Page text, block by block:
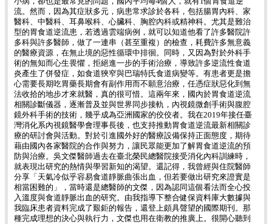
流。然而，因為其症狀多元，病患常求診於各科，包括腸胃內科、家
醫科、中醫科、耳鼻喉科、心臟科、胸腔內科或精神科。尤其是難治
型的胃食道逆流患，若透過雲端病例，就可以知道他看了許多醫院許
多科與許多醫師，做了一連串（甚至重複）的檢查，耗費許多無意義
的醫療資源，在無止境的惡性循環中排徊。同時，又因為對於外科手
術的無知而心生畏懼，拒絕進一步的手術治療，導致許多逆流性食道
炎產生了併發症，如食道狹窄與巴瑞特氏食道病變等。有患者更是擔
心需要長期吃胃藥長期會有副作用而不願意治療，任憑症狀惡化到無
法收拾的地步才來就醫，真的很可惜。這兩年來，國內於胃食道逆流
相關診斷儀器，逐漸普及並與世界同步接軌，內視鏡微創手術與腹腔
鏡外科手術的技術，幾乎成為亞洲國家的佼佼者。我在2019年接任臺
灣消化系內視鏡醫學會理事長後，也支持推動胃食道逆流最新相關診
療的研討會與活動。對於引進國外好的醫療設備保持正面態度，期待
藉由國內各家醫院的合作與努力，讓民眾能更加了解胃食道逆流的預
防與治療。吳文傑醫師過去在臺北榮民總醫院接受消化內科訓練時，
就表現出研究的熱情與學習新知的渴望。還記得，我曾經與住院醫師
分享「天氣冷似乎容易食道靜脈曲張出血，但若要做出研究來證實是
相當困難的」，當時還是總醫師的文傑，因為認同這個看法而全心投
入溫度與食道靜脈出血的研究。由我指導下整合健保資料庫大數據與
我臨床患者資料完成了艱鉅的報告，還登上頗具聲望的國際期刊。那
種完成理想的決心與執行力，文傑也用在衛教的推廣上。很開心聽到